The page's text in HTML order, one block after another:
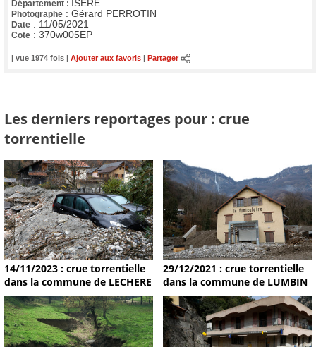
Département : ISERE
Photographe : Gérard PERROTIN
Date : 11/05/2021
Cote : 370w005EP
| vue 1974 fois | Ajouter aux favoris Partager
Les derniers reportages pour : crue
torrentielle
14/11/2023 : crue torrentielle
dans la commune de LECHERE
29/12/2021 : crue torrentielle
dans la commune de LUMBIN